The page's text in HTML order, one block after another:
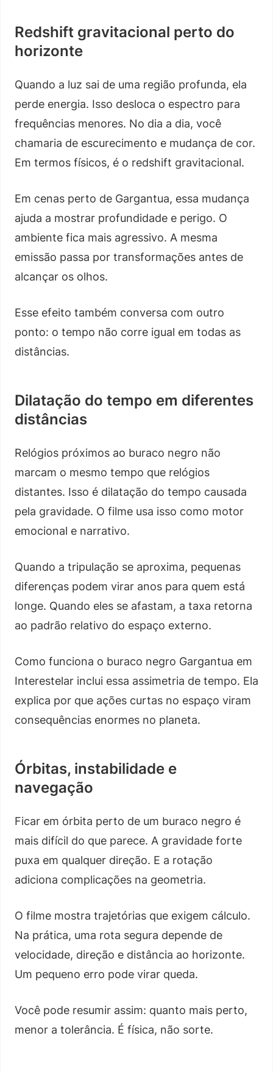
Redshift gravitacional perto do
horizonte
Quando a luz sai de uma região profunda, ela
perde energia. Isso desloca o espectro para
frequências menores. No dia a dia, você
chamaria de escurecimento e mudança de cor.
Em termos físicos, é o redshift gravitacional.
Em cenas perto de Gargantua, essa mudança
ajuda a mostrar profundidade e perigo. O
ambiente fica mais agressivo. A mesma
emissão passa por transformações antes de
alcançar os olhos.
Esse efeito também conversa com outro
ponto: o tempo não corre igual em todas as
distâncias.
Dilatação do tempo em diferentes
distâncias
Relógios próximos ao buraco negro não
marcam o mesmo tempo que relógios
distantes. Isso é dilatação do tempo causada
pela gravidade. O filme usa isso como motor
emocional e narrativo.
Quando a tripulação se aproxima, pequenas
diferenças podem virar anos para quem está
longe. Quando eles se afastam, a taxa retorna
ao padrão relativo do espaço externo.
Como funciona o buraco negro Gargantua em
Interestelar inclui essa assimetria de tempo. Ela
explica por que ações curtas no espaço viram
consequências enormes no planeta.
Órbitas, instabilidade e
navegação
Ficar em órbita perto de um buraco negro é
mais difícil do que parece. A gravidade forte
puxa em qualquer direção. E a rotação
adiciona complicações na geometria.
O filme mostra trajetórias que exigem cálculo.
Na prática, uma rota segura depende de
velocidade, direção e distância ao horizonte.
Um pequeno erro pode virar queda.
Você pode resumir assim: quanto mais perto,
menor a tolerância. É física, não sorte.